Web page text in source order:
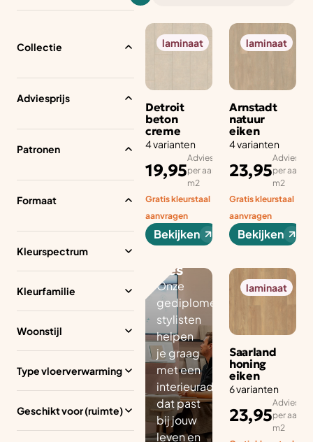
Collectie
Adviesprijs
Patronen
Formaat
Kleurspectrum
Kleurfamilie
Woonstijl
Type vloerverwarming
Geschikt voor (ruimte)
laminaat
Detroit
beton
creme
4 varianten
19,95
Adviesprijs
per aantal
m2
Gratis kleurstaal
aanvragen
Bekijken
laminaat
Arnstadt
natuur
eiken
4 varianten
23,95per aantal
m2
Gratis kleurstaal
aanvragen
Bekijken
Perso
onlijk
interi
vies
Onze
gediplomeerde
stylisten
helpen
je graag
met een
interieuradvies
dat past
bij jouw
leven en
laminaat
Saarland
honing
eiken
6 varianten
23,95per aantal
m2